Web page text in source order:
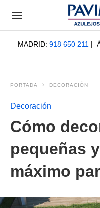
MADRID: 918 650 211 |
PORTADA DECORACIÓN
Decoración
Cómo
pequeñas
máximo